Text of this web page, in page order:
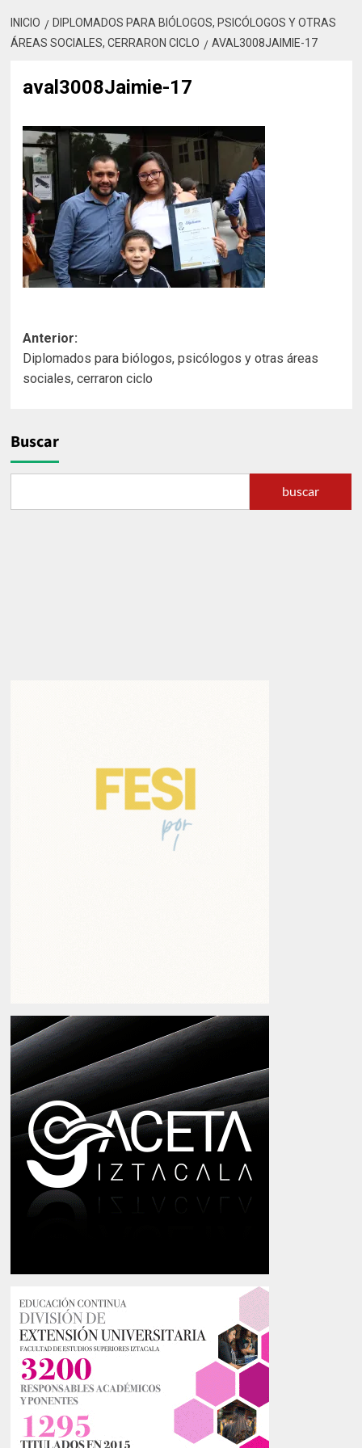
INICIO
DIPLOMADOS PARA BIÓLOGOS, PSICÓLOGOS Y OTRAS
ÁREAS SOCIALES, CERRARON CICLO
AVAL3008JAIMIE-17
aval3008Jaimie-17
Navegación
de
entradas
Anterior:
Diplomados para biólogos, psicólogos y otras áreas
sociales, cerraron ciclo
Buscar
buscar